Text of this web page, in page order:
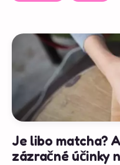
Je libo matcha?
zázračné účinky